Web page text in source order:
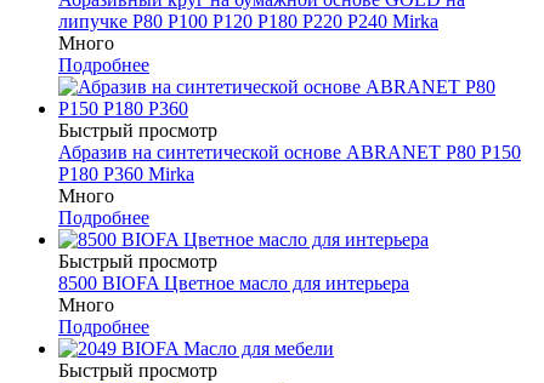
липучке P80 P100 P120 P180 P220 P240 Mirka
Много
Подробнее
Быстрый просмотр
Абразив на синтетической основе ABRANET P80 P150
P180 P360 Mirka
Много
Подробнее
Быстрый просмотр
8500 BIOFA Цветное масло для интерьера
Много
Подробнее
Быстрый просмотр